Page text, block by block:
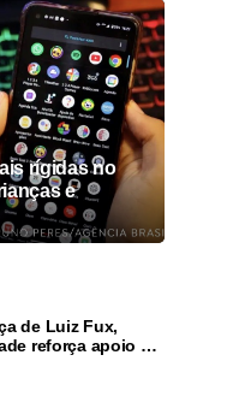
rígidas no
e
de Luiz Fux,
reforça apoio a